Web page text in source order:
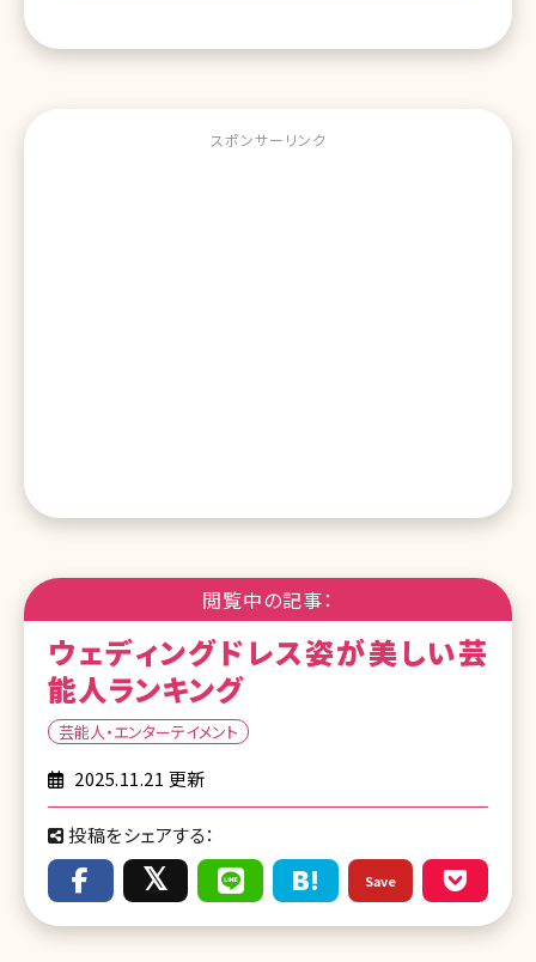
スポンサーリンク
閲覧中の記事：
ウェディングドレス姿が美しい芸
能人ランキング
芸能人・エンターテイメント
2025.11.21 更新
投稿をシェアする：
Save